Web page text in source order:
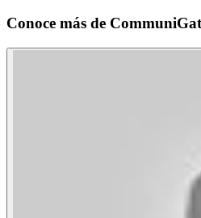
Conoce más de